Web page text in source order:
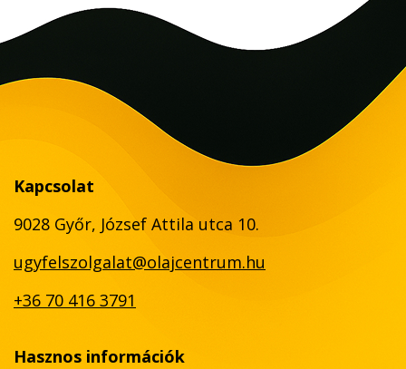
Kapcsolat
9028 Győr, József Attila utca 10.
ugyfelszolgalat@olajcentrum.hu
+36 70 416 3791
Hasznos információk